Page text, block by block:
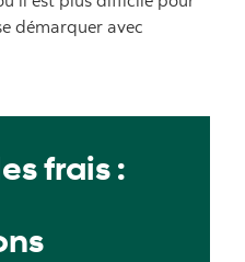
démarquer avec
frais :